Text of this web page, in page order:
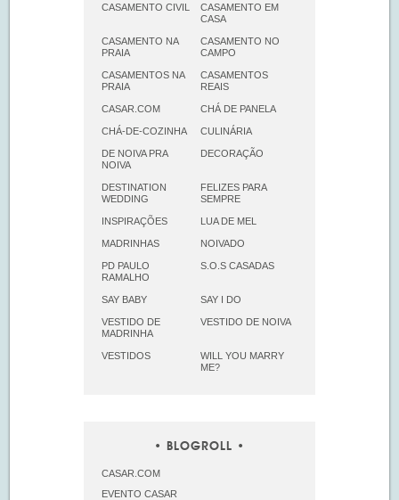
CASAMENTO CIVIL
CASAMENTO EM
CASA
CASAMENTO NA
PRAIA
CASAMENTO NO
CAMPO
CASAMENTOS NA
PRAIA
CASAMENTOS
REAIS
CASAR.COM CHÁ DE PANELA
CHÁ-DE-COZINHA CULINÁRIA
DE NOIVA PRA
NOIVA
DECORAÇÃO
DESTINATION
WEDDING
FELIZES PARA
SEMPRE
INSPIRAÇÕES LUA DE MEL
MADRINHAS NOIVADO
PD PAULO
RAMALHO
S.O.S CASADAS
SAY BABY SAY I DO
VESTIDO DE
MADRINHA
VESTIDO DE NOIVA
VESTIDOS
WILL YOU MARRY
ME?
BLOGROLL
CASAR.COM
EVENTO CASAR